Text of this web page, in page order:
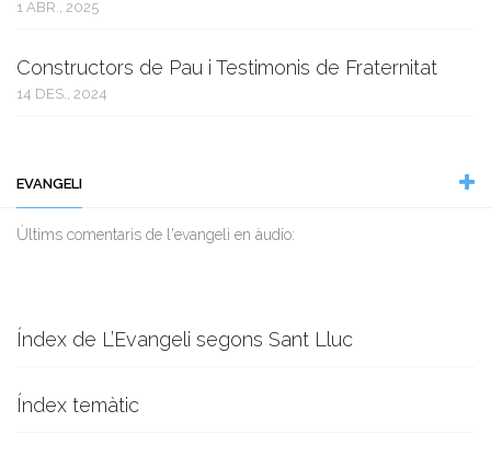
1 ABR., 2025
Constructors de Pau i Testimonis de Fraternitat
14 DES., 2024
EVANGELI
Ùltims comentaris de l'evangeli en àudio:
Índex de L’Evangeli segons Sant Lluc
Índex temàtic